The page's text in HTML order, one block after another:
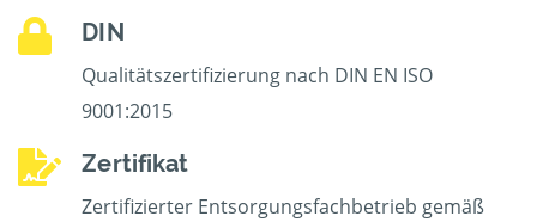
DIN
Qualitätszertifizierung nach DIN EN ISO
9001:2015
Zertifikat
Zertifizierter Entsorgungsfachbetrieb gemäß